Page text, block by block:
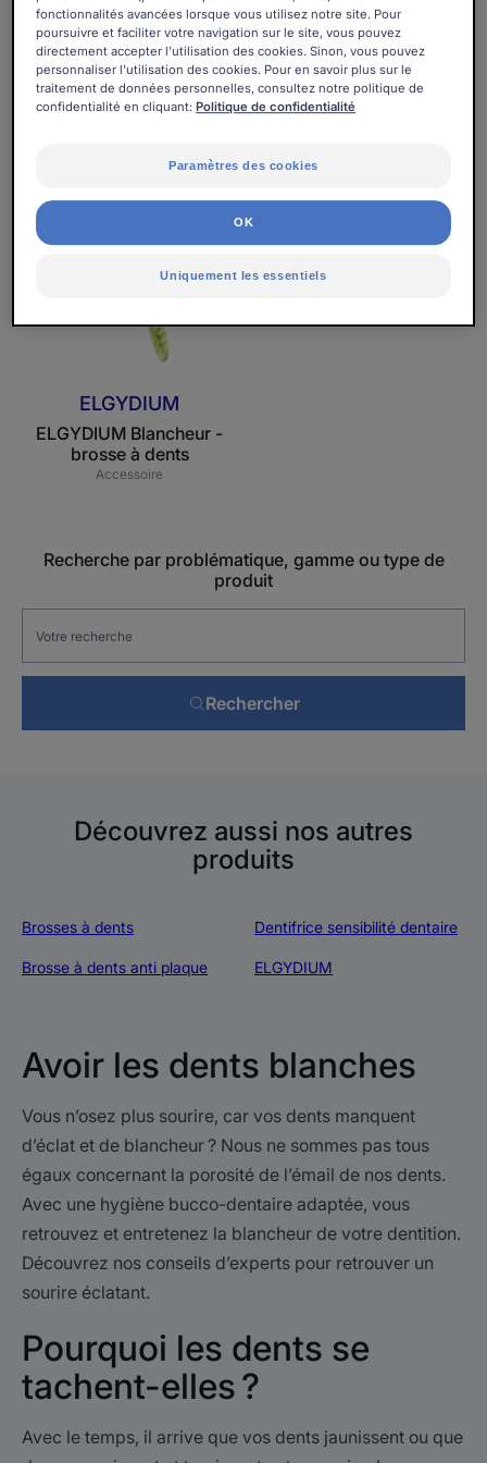
ELUDAY
Eluday Blancheur - Bain
de bouche Quotidien
Cosmétique
ELGYDIUM
ELGYDIUM Blancheur -
dentifrice
Cosmétique
ELGYDIUM
Blancheur
ELGYDIUM
ELGYDIUM Blancheur -
brosse à dents
Accessoire
Recherche par problématique, gamme ou type de
produit
Rechercher
Découvrez aussi nos autres
produits
Brosses à dents Dentifrice sensibilité dentaire
Brosse à dents anti plaque ELGYDIUM
Avoir les dents blanches
Vous n’osez plus sourire, car vos dents manquent
d’éclat et de blancheur ? Nous ne sommes pas tous
égaux concernant la porosité de l’émail de nos dents.
Avec une hygiène bucco-dentaire adaptée, vous
retrouvez et entretenez la blancheur de votre dentition.
Découvrez nos conseils d’experts pour retrouver un
sourire éclatant.
Pourquoi les dents se
tachent-elles ?
Avec le temps, il arrive que vos dents jaunissent ou que
fonctionnalités avancées lorsque vous utilisez notre site. Pour
poursuivre et faciliter votre navigation sur le site, vous pouvez
directement accepter l'utilisation des cookies. Sinon, vous pouvez
personnaliser l'utilisation des cookies. Pour en savoir plus sur le
traitement de données personnelles, consultez notre politique de
confidentialité en cliquant:Politique de confidentialité
Paramètres des cookies
Uniquement les essentiels
OK